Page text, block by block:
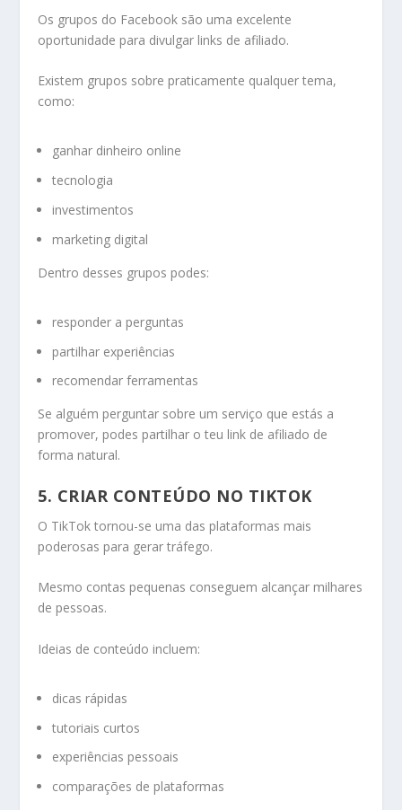
Os grupos do Facebook são uma excelente
oportunidade para divulgar links de afiliado.
Existem grupos sobre praticamente qualquer tema,
como:
ganhar dinheiro online
tecnologia
investimentos
marketing digital
Dentro desses grupos podes:
responder a perguntas
partilhar experiências
recomendar ferramentas
Se alguém perguntar sobre um serviço que estás a
promover, podes partilhar o teu link de afiliado de
forma natural.
5. CRIAR CONTEÚDO NO TIKTOK
O TikTok tornou-se uma das plataformas mais
poderosas para gerar tráfego.
Mesmo contas pequenas conseguem alcançar milhares
de pessoas.
Ideias de conteúdo incluem:
dicas rápidas
tutoriais curtos
experiências pessoais
comparações de plataformas